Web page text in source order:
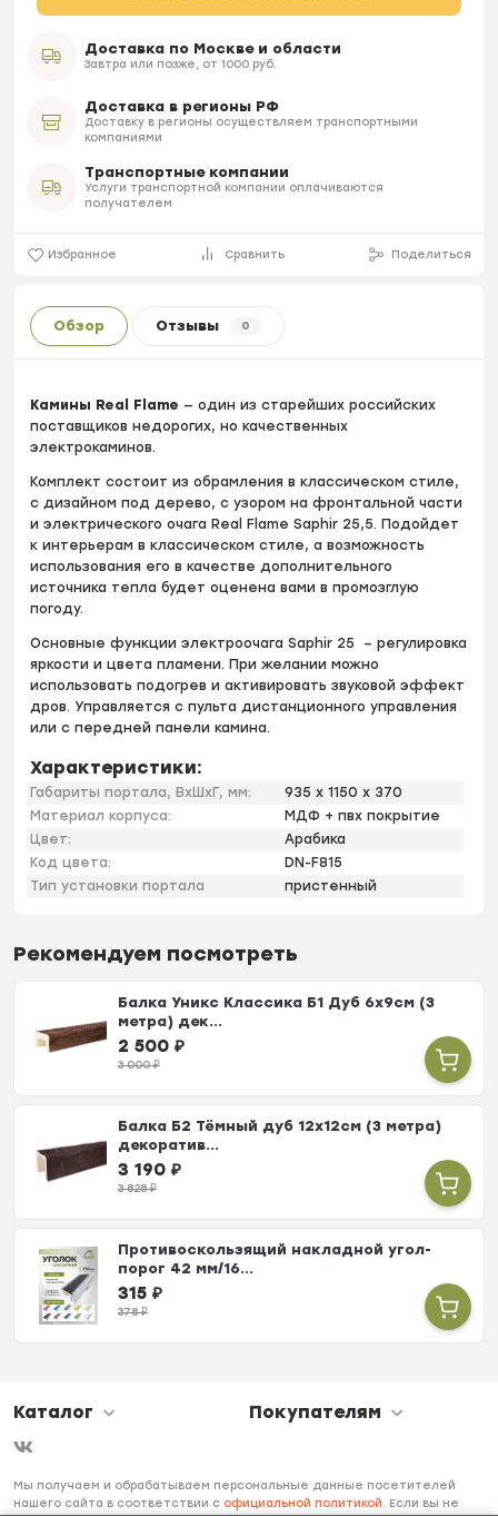
Доставка по Москве и области
Завтра или позже, от 1000 руб.
Доставка в регионы РФ
Доставку в регионы осуществляем транспортными
компаниями
Транспортные компании
Услуги транспортной компании оплачиваются
получателем
Избранное Сравнить Поделиться
Обзор Отзывы 0
Камины Real Flame — один из старейших российских
поставщиков недорогих, но качественных
электрокаминов.
Комплект состоит из обрамления в классическом стиле,
с дизайном под дерево, с узором на фронтальной части
и электрического очага Real Flame Saphir 25,5. Подойдет
к интерьерам в классическом стиле, а возможность
использования его в качестве дополнительного
источника тепла будет оценена вами в промозглую
погоду.
Основные функции электроочага Saphir 25 – регулировка
яркости и цвета пламени. При желании можно
использовать подогрев и активировать звуковой эффект
дров. Управляется с пульта дистанционного управления
или с передней панели камина.
Характеристики:
Габариты портала, ВхШхГ, мм:
935 x 1150 x 370
Материал корпуса:
МДФ + пвх покрытие
Цвет:
Арабика
Код цвета:
DN-F815
Тип установки портала
пристенный
Рекомендуем посмотреть
Балка Уникс Классика Б1 Дуб 6х9см (3
метра) дек...
2 500 ₽
3 000₽
Балка Б2 Тёмный дуб 12х12см (3 метра)
декоратив...
3 190 ₽
3 828₽
Противоскользящий накладной угол-
порог 42 мм/16...
315 ₽
378₽
Каталог Покупателям
Мы получаем и обрабатываем персональные данные посетителей
нашего сайта в соответствии с официальной политикой
. Если вы не